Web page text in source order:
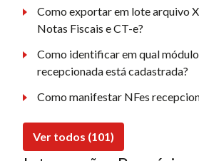
Como exportar em lote arquivo
Notas Fiscais e CT-e?
Como identificar em qual
recepcionada está cadastrada?
Como manifestar NFes
Ver todos (101)